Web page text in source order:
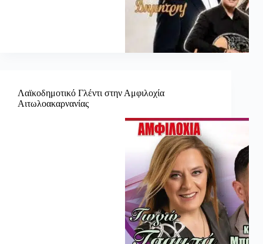
Λαϊκοδημοτικό Γλέντι στην Αμφιλοχία
Αιτωλοακαρνανίας